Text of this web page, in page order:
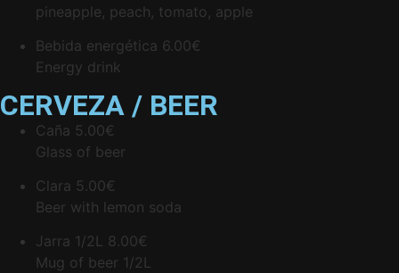
pineapple, peach, tomato, apple
Bebida energética 6.00€
Energy drink
CERVEZA / BEER
Caña 5.00€
Glass of beer
Clara 5.00€
Beer with lemon soda
Jarra 1/2L 8.00€
Mug of beer 1/2L